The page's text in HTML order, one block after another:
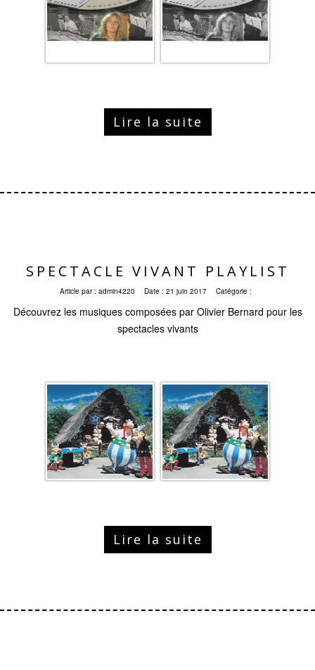
Lire la suite
SPECTACLE VIVANT PLAYLIST
Article par : admin4220 Date : 21 juin 2017 Catégorie :
Découvrez les musiques composées par Olivier Bernard pour les
spectacles vivants
Lire la suite